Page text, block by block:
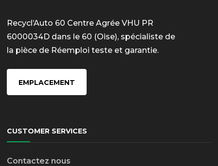
Recycl’Auto 60 Centre Agrée VHU PR
6000034D dans le 60 (Oise), spécialiste de
la pièce de Réemploi teste et garantie.
EMPLACEMENT
CUSTOMER SERVICES
Contactez nous